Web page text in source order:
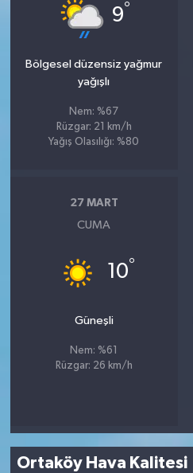
9°
Bölgesel düzensiz yağmur
yağışlı
Nem: %67
Rüzgar: 21 km/h
Yağış Olasılığı: %80
27 MART
CUMA
10°
Güneşli
Nem: %61
Rüzgar: 26 km/h
Ortaköy Hava Kalitesi